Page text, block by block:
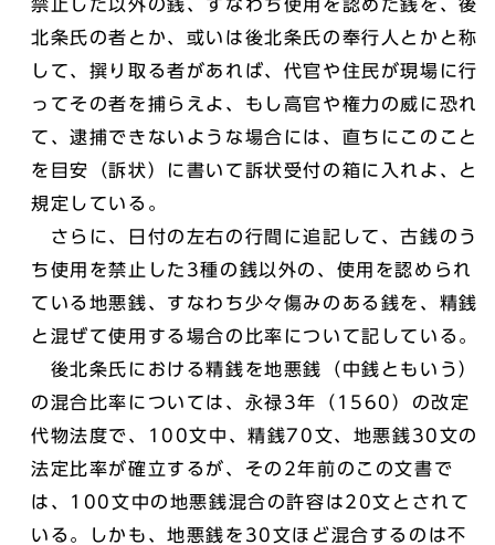
禁止した以外の銭、すなわち使用を認めた銭を、後
北条氏の者とか、或いは後北条氏の奉行人とかと称
して、撰り取る者があれば、代官や住民が現場に行
ってその者を捕らえよ、もし高官や権力の威に恐れ
て、逮捕できないような場合には、直ちにこのこと
を目安（訴状）に書いて訴状受付の箱に入れよ、と
規定している。
さらに、日付の左右の行間に追記して、古銭のう
ち使用を禁止した3種の銭以外の、使用を認められ
ている地悪銭、すなわち少々傷みのある銭を、精銭
と混ぜて使用する場合の比率について記している。
後北条氏における精銭を地悪銭（中銭ともいう）
の混合比率については、永禄3年（1560）の改定
代物法度で、100文中、精銭70文、地悪銭30文の
法定比率が確立するが、その2年前のこの文書で
は、100文中の地悪銭混合の許容は20文とされて
いる。しかも、地悪銭を30文ほど混合するのは不